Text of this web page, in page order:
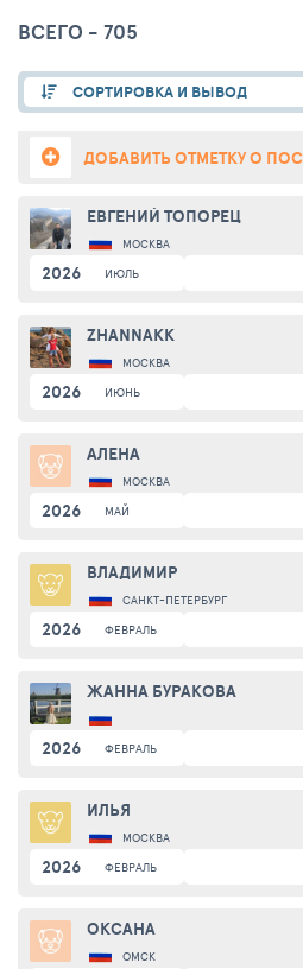
ВСЕГО - 705
СОРТИРОВКА И ВЫВОД
ДОБАВИТЬ ОТМЕТКУ О
ЕВГЕНИЙ ТОПОРЕЦ
МОСКВА
2026 ИЮЛЬ
ZHANNAKK
МОСКВА
2026 ИЮНЬ
АЛЕНА
МОСКВА
2026 МАЙ
ВЛАДИМИР
САНКТ-ПЕТЕРБУРГ
2026 ФЕВРАЛЬ
ЖАННА БУРАКОВА
2026 ФЕВРАЛЬ
ИЛЬЯ
МОСКВА
2026 ФЕВРАЛЬ
ОКСАНА
ОМСК